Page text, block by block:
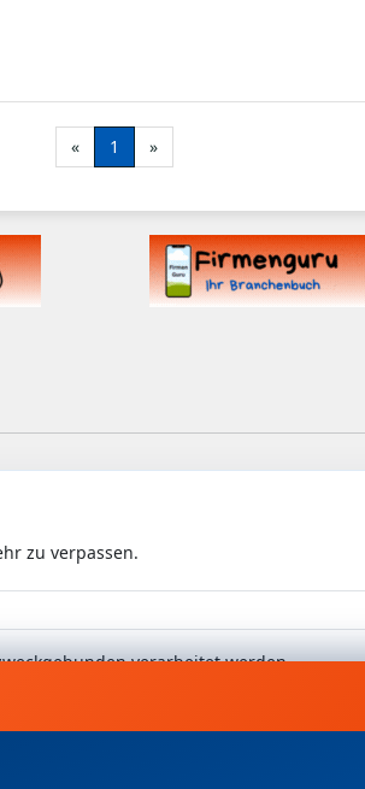
Neuen.
bald einmal persönlich in meinem
« 1 »
zu verpassen.
verarbeitet werden.